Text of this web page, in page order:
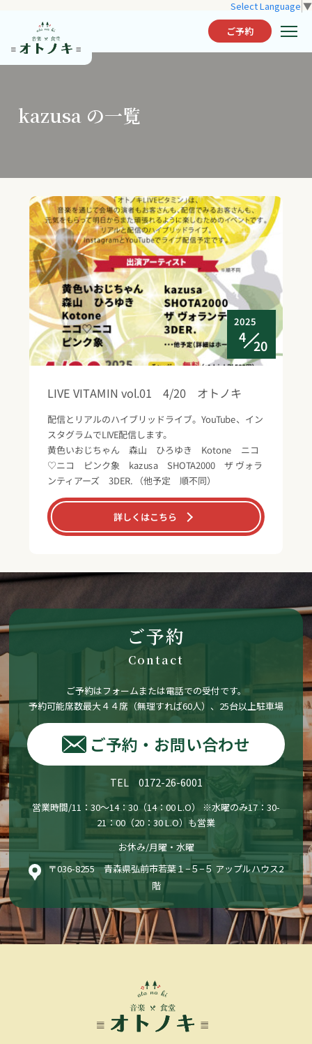
Select Language ▼
ご予約
kazusa の一覧
2025
4
20
LIVE VITAMIN vol.01 4/20 オトノキ
配信とリアルのハイブリッドライブ。YouTube、イン
スタグラムでLIVE配信します。
黄色いおじちゃん 森山 ひろゆき Kotone ニコ
♡ニコ ピンク象 kazusa SHOTA2000 ザ ヴォラ
ンティアーズ 3DER. （他予定 順不同）
詳しくはこちら
ご予約
Contact
ご予約はフォームまたは電話での受付です。
予約可能席数最大４４席（無理すれば60人）、25台以上駐車場
ご予約・お問い合わせ
TEL 0172-26-6001
営業時間/11：30〜14：30（14：00 L.O） ※水曜のみ17：30-
21：00（20：30 L.O）も営業
お休み/月曜・水曜
〒036-8255 青森県弘前市若葉１−５−５ アップルハウス2
階